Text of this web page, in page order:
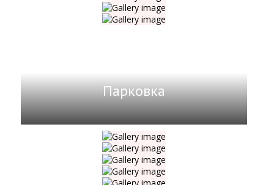
Парковка